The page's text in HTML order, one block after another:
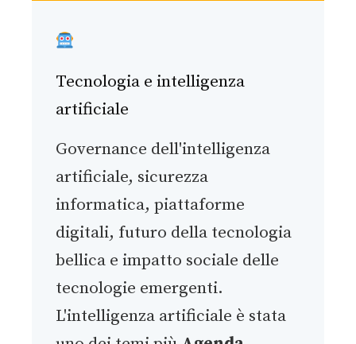
Tecnologia e intelligenza
artificiale
Governance dell'intelligenza
artificiale, sicurezza
informatica, piattaforme
digitali, futuro della tecnologia
bellica e impatto sociale delle
tecnologie emergenti.
L'intelligenza artificiale è stata